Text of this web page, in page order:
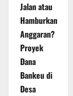
Jalan atau
Hamburkan
Anggaran?
Proyek
Dana
Bankeu di
Desa